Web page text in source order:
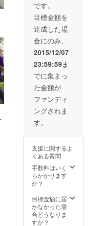
のサイ
ズはS・
M・Lか
ら選べ
ます。
また、
キッズ
サイズ
は100～
160まで
対応い
たしま
す。 ※
べて黄
す。
です。
目標金額を
達成した場
合にのみ、
2015/12/07
23:59:59ま
でに集まっ
た金額が
ファンディ
ングされま
す。
支援に関するよ
くある質問
手数料はいく
らかかります
か？
目標金額に届
かなかった場
合どうなりま
すか？